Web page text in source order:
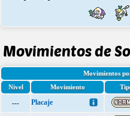
Movimientos de
Movimientos
Nivel
Movimiento
--- Placaje